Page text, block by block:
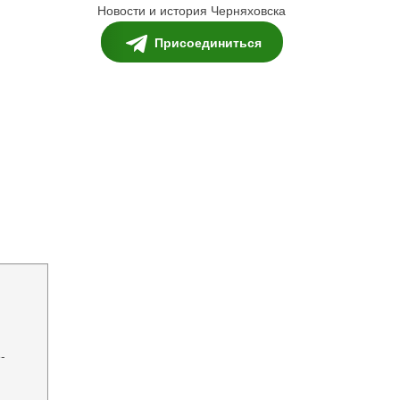
Новости и история Черняховска
Присоединиться